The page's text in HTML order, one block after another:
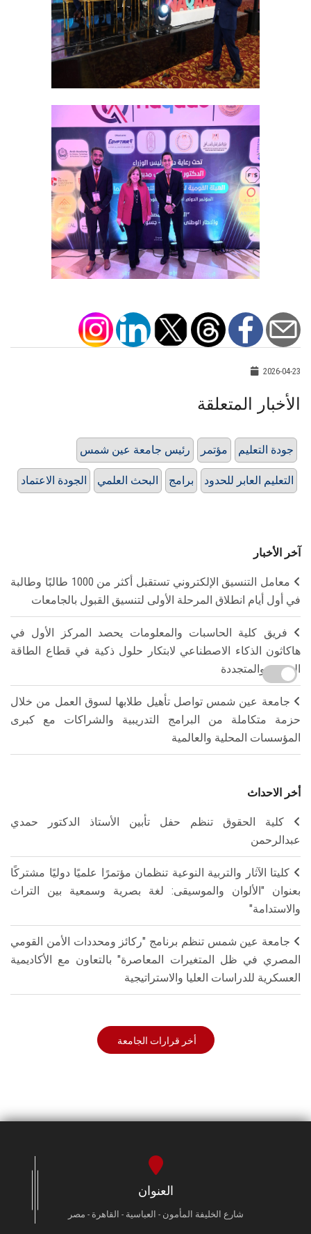
2026-04-23
الأخبار المتعلقة
رئيس جامعة عين شمس مؤتمر جودة التعليم
الجودة الاعتماد البحث العلمي برامج التعليم العابر للحدود
آخر الأخبار
معامل التنسيق الإلكتروني تستقبل أكثر من 1000 طالبًا وطالبة
في أول أيام انطلاق المرحلة الأولى لتنسيق القبول بالجامعات
فريق كلية الحاسبات والمعلومات يحصد المركز الأول في
هاكاثون الذكاء الاصطناعي لابتكار حلول ذكية في قطاع الطاقة
الجديدة والمتجددة
جامعة عين شمس تواصل تأهيل طلابها لسوق العمل من خلال
حزمة متكاملة من البرامج التدريبية والشراكات مع كبرى
المؤسسات المحلية والعالمية
أخر الاحداث
كلية الحقوق تنظم حفل تأبين الأستاذ الدكتور حمدي
عبدالرحمن
كليتا الآثار والتربية النوعية تنظمان مؤتمرًا علميًا دوليًا مشتركًا
بعنوان "الألوان والموسيقى: لغة بصرية وسمعية بين التراث
والاستدامة"
جامعة عين شمس تنظم برنامج "ركائز ومحددات الأمن القومي
المصري في ظل المتغيرات المعاصرة" بالتعاون مع الأكاديمية
العسكرية للدراسات العليا والاستراتيجية
أخر قرارات الجامعة
العنوان
شارع الخليفة المأمون - العباسية - القاهرة - مصر